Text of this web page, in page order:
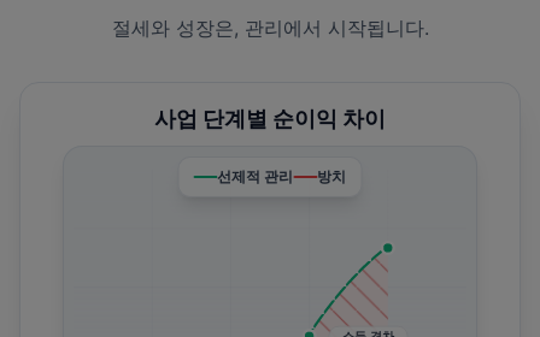
절세와 성장은, 관리에서 시작됩니다.
사업 단계별 순이익 차이
선제적 관리 방치